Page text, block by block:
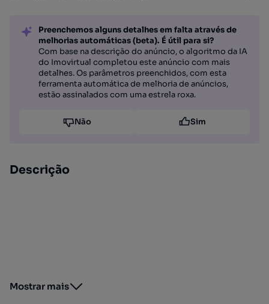
Preenchemos alguns detalhes em falta através de
melhorias automáticas (beta). É útil para si?
Com base na descrição do anúncio, o algoritmo da IA
do Imovirtual completou este anúncio com mais
detalhes. Os parâmetros preenchidos, com esta
ferramenta automática de melhoria de anúncios,
estão assinalados com uma estrela roxa.
Não Sim
Descrição
Mostrar mais